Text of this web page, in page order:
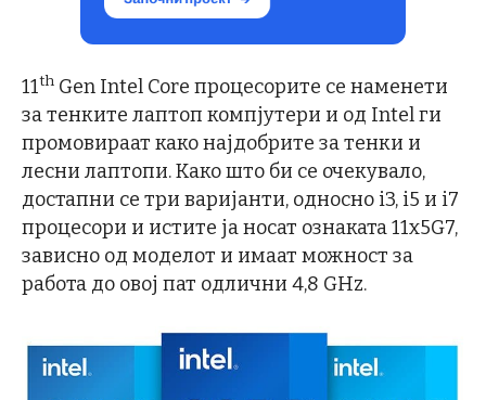
11th Gen Intel Core процесорите се наменети
за тенките лаптоп компјутери и од Intel ги
промовираат како најдобрите за тенки и
лесни лаптопи. Како што би се очекувало,
достапни се три варијанти, односно i3, i5 и i7
процесори и истите ја носат ознаката 11x5G7,
зависно од моделот и имаат можност за
работа до овој пат одлични 4,8 GHz.